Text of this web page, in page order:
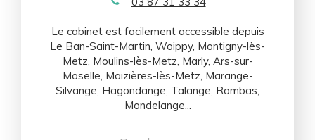
Le cabinet est facilement accessible depuis
Le Ban-Saint-Martin, Woippy, Montigny-lès-
Metz, Moulins-lès-Metz, Marly, Ars-sur-
Moselle, Maizières-lès-Metz, Marange-
Silvange, Hagondange, Talange, Rombas,
Mondelange...